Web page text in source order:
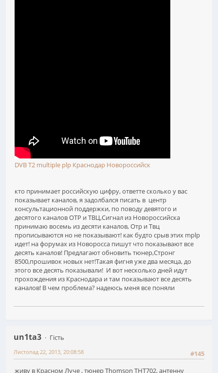
DVB T2 multiple plp Краснодар Новороссийск
кто принимает российскую цифру, ответте сколько у вас
показывает каналов, я задолбался писать в центр
консультационной поддержки, по поводу девятого и
десятого каналов ОТР и ТВЦ,Сигнал из Новороссийска
принимаю восемь из десяти каналов, Отр и Твц
прописываются но не показывают! как будто срыв этих mplp
идет! на форумах из Новоросса пишут что показывают все
десять каналов! Предлагают обновить тюнер,Стронг
8500,прошивок новых нет!Такая фигня уже два месяца, до
этого все десять показывали! И вот несколько дней идут
прохождения из Краснодара и там показывают все десять
каналов! В чем проблема? надеюсь меня все поняли
un1ta3
Гість
#145
Листопад 22, 2013, 20:08:58
живу в Красном Луче , тюнер Thomson THT702, антенну